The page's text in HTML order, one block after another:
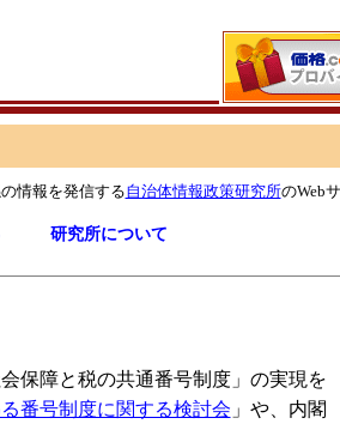
情報を発信する自治体情報政策研究所のWeb
研究所について
保障と税の共通番号制度」の実現を
番号制度に関する検討会 」や、内閣